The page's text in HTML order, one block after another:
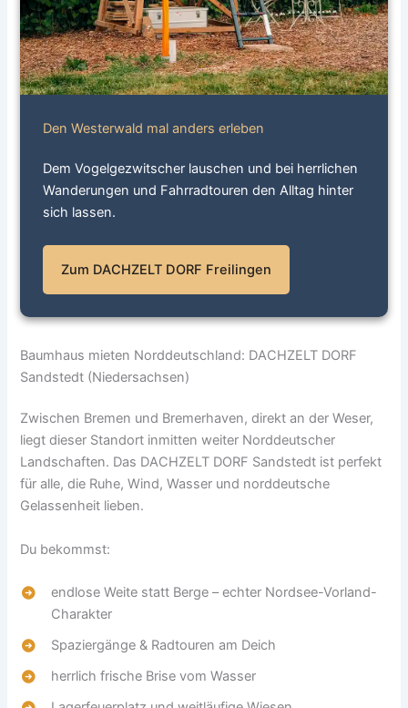
Den Westerwald mal anders erleben
Dem Vogelgezwitscher lauschen und bei herrlichen
Wanderungen und Fahrradtouren den Alltag hinter
sich lassen.
Zum DACHZELT DORF Freilingen
Baumhaus mieten Norddeutschland: DACHZELT DORF
Sandstedt (Niedersachsen)
Zwischen Bremen und Bremerhaven, direkt an der Weser,
liegt dieser Standort inmitten weiter Norddeutscher
Landschaften. Das DACHZELT DORF Sandstedt ist perfekt
für alle, die Ruhe, Wind, Wasser und norddeutsche
Gelassenheit lieben.
Du bekommst:
endlose Weite statt Berge – echter Nordsee-Vorland-
Charakter
Spaziergänge & Radtouren am Deich
herrlich frische Brise vom Wasser